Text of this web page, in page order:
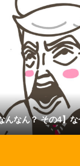
んなん？ その4】